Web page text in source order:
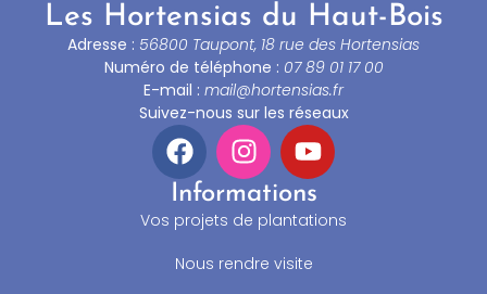
Les Hortensias du Haut-Bois
Adresse : 56800 Taupont, 18 rue des Hortensias
Numéro de téléphone : 07 89 01 17 00
E-mail : mail@hortensias.fr
Suivez-nous sur les réseaux
Informations
Vos projets de plantations
Nous rendre visite